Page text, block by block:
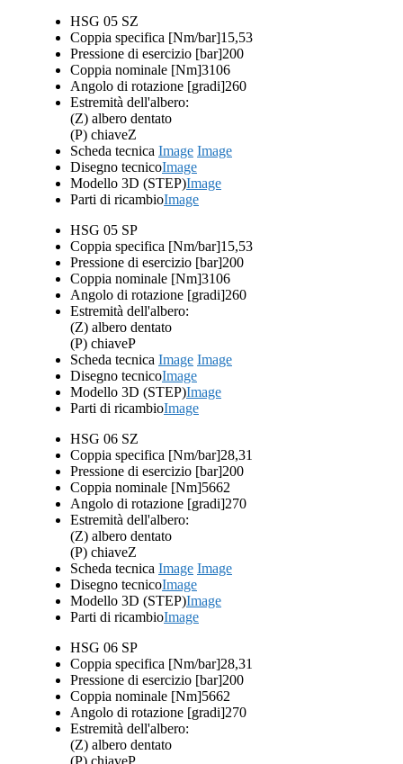
HSG 05 SZ
Coppia specifica [Nm/bar]15,53
Pressione di esercizio [bar]200
Coppia nominale [Nm]3106
Angolo di rotazione [gradi]260
Estremità dell'albero:
(Z) albero dentato
(P) chiaveZ
Scheda tecnica Image Image
Disegno tecnicoImage
Modello 3D (STEP)Image
Parti di ricambioImage
HSG 05 SP
Coppia specifica [Nm/bar]15,53
Pressione di esercizio [bar]200
Coppia nominale [Nm]3106
Angolo di rotazione [gradi]260
Estremità dell'albero:
(Z) albero dentato
(P) chiaveP
Scheda tecnica Image Image
Disegno tecnicoImage
Modello 3D (STEP)Image
Parti di ricambioImage
HSG 06 SZ
Coppia specifica [Nm/bar]28,31
Pressione di esercizio [bar]200
Coppia nominale [Nm]5662
Angolo di rotazione [gradi]270
Estremità dell'albero:
(Z) albero dentato
(P) chiaveZ
Scheda tecnica Image Image
Disegno tecnicoImage
Modello 3D (STEP)Image
Parti di ricambioImage
HSG 06 SP
Coppia specifica [Nm/bar]28,31
Pressione di esercizio [bar]200
Coppia nominale [Nm]5662
Angolo di rotazione [gradi]270
Estremità dell'albero:
(Z) albero dentato